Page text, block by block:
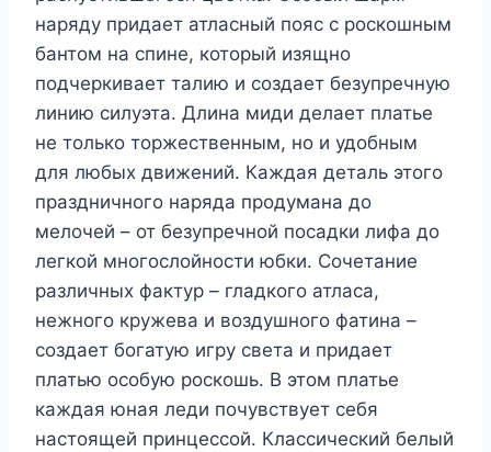
наряду придает атласный пояс с роскошным
бантом на спине, который изящно
подчеркивает талию и создает безупречную
линию силуэта. Длина миди делает платье
не только торжественным, но и удобным
для любых движений. Каждая деталь этого
праздничного наряда продумана до
мелочей – от безупречной посадки лифа до
легкой многослойности юбки. Сочетание
различных фактур – гладкого атласа,
нежного кружева и воздушного фатина –
создает богатую игру света и придает
платью особую роскошь. В этом платье
каждая юная леди почувствует себя
настоящей принцессой. Классический белый